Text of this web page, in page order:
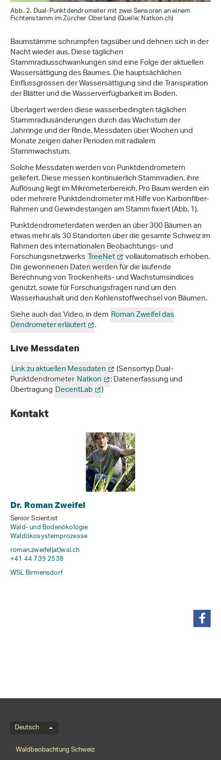
Abb. 2. Dual-Punktdendrometer mit zwei Sensoren an einem
Fichtenstamm im Zürcher Oberland (Quelle: Natkon.ch)
Baumstämme schrumpfen tagsüber und dehnen sich in der
Nacht wieder aus. Diese täglichen
Stammradiusschwankungen sind eine Folge der aktuellen
Wassersättigung des Baumes. Die hauptsächlichen
Einflussgrössen der Wassersättigung sind die Transpiration
der Blätter und die Wasserverfügbarkeit im Boden.
Überlagert werden diese wasserbedingten täglichen
Stammradiusänderungen durch das Wachstum der
Jahrringe und der Rinde. Messdaten über Wochen und
Monate zeigen daher Perioden mit radialem
Stammwachstum.
Solche Messdaten werden von Punktdendrometern
geliefert. Diese messen kontinuierlich Stammradien, ihre
Auflösung liegt im Mikrometerbereich. Pro Baum werden ein
oder mehrere Punktdendrometer mit Hilfe von Karbonfiber-
Rahmen und Gewindestangen am Stamm fixiert (Abb. 1).
Punktdendrometerdaten werden an über 300 Bäumen an
etwas mehr als 30 Standorten über die gesamte Schweiz im
Rahmen des internationalen Beobachtungs- und
ForschungsnetzwerksTreeNet vollautomatisch erhoben.
Die gewonnenen Daten werden für die laufende
Berechnung von Trockenheits- und Wachstumsindices
genutzt, sowie für Forschungsfragen rund um den
Wasserhaushalt und den Kohlenstoffwechsel von Bäumen.
Siehe auch das Video, in dem Roman Zweifel das
Dendrometer erläutert .
Live Messdaten
Link zu aktuellen Messdaten (Sensortyp Dual-
PunktdendrometerNatkon ; Datenerfassung und
Übertragung DecentLab )
Kontakt
Dr. Roman Zweifel
Senior Scientist
Wald- und Bodenökologie
Waldökosystemprozesse
roman.zweifel(at)wsl.ch
+41 44 739 2538
WSL Birmensdorf
Sprachmenü
Deutsch
Footernavigation
Waldbeobachtung Schweiz